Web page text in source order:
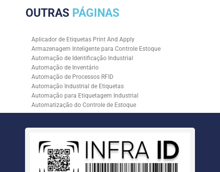
OUTRAS PÁGINAS
Aplicador de Etiquetas Print And Apply
Armazenagem Inteligente para Controle Estoque
Automação de Identificação Industrial
Automação de Inventário
Automação de Processos RFID
Automação Industrial de Etiquetas
Automação para Etiquetagem Industrial
Automatização do Controle de Estoque
Controle de Estoque com RFID
Empresa de Automação para Processos Logísticos
Empresa de Rastreabilidade Industrial
Empresa de Soluções para Etiquetagem
Empresa Especializada em Inventário de Estoque